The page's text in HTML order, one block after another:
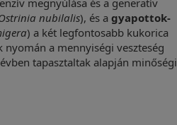
nubilalis), és agyapottok-
) a két legfontosabb kukorica
a mennyiségi veszteség
tapasztaltak alapján minőségi